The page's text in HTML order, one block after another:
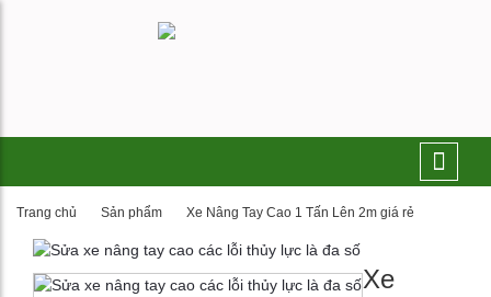
Trang chủ Sản phẩm Xe Nâng Tay Cao 1 Tấn Lên 2m giá rẻ
Xe